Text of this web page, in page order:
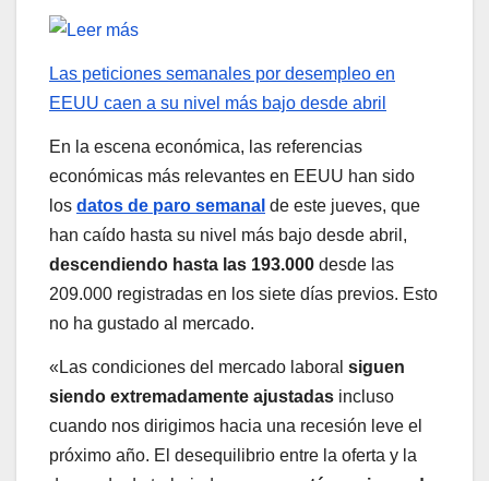
Las peticiones semanales por desempleo en
EEUU caen a su nivel más bajo desde abril
En la escena económica, las referencias
económicas más relevantes en EEUU han sido
los datos de paro semanal de este jueves, que
han caído hasta su nivel más bajo desde abril,
descendiendo hasta las 193.000 desde las
209.000 registradas en los siete días previos. Esto
no ha gustado al mercado.
«Las condiciones del mercado laboral siguen
siendo extremadamente ajustadas incluso
cuando nos dirigimos hacia una recesión leve el
próximo año. El desequilibrio entre la oferta y la